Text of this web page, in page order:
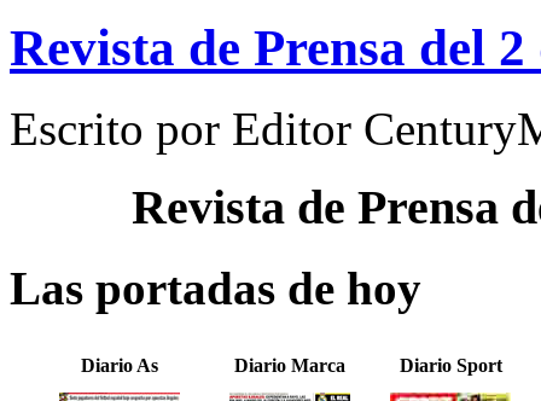
Revista de Prensa del
Escrito por Editor
Revista de Prensa
Las portadas de hoy
Diario As Diario Marca Diario Sport